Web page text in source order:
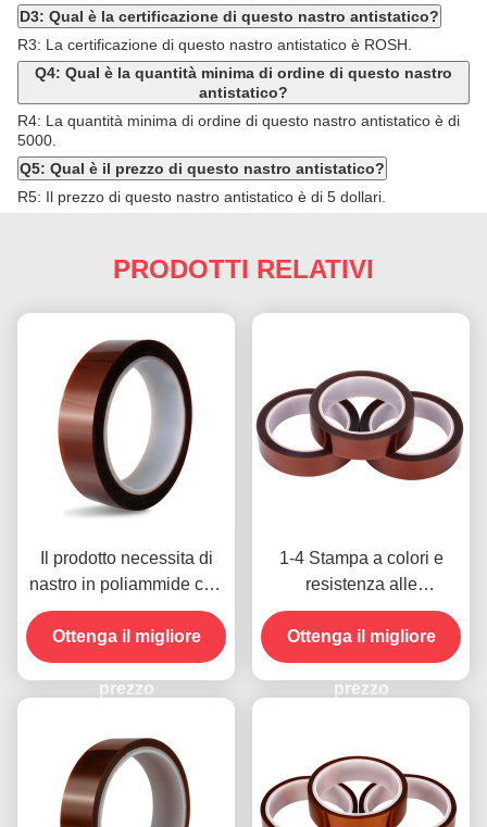
D3: Qual è la certificazione di questo nastro antistatico?
R3: La certificazione di questo nastro antistatico è ROSH.
Q4: Qual è la quantità minima di ordine di questo nastro
antistatico?
R4: La quantità minima di ordine di questo nastro antistatico è di
5000.
Q5: Qual è il prezzo di questo nastro antistatico?
R5: Il prezzo di questo nastro antistatico è di 5 dollari.
PRODOTTI RELATIVI
Il prodotto necessita di
nastro in poliammide con
resistenza alla tensione
di 1000V
Ottenga il migliore
prezzo
1-4 Stampa a colori e
resistenza alle
temperature -10C-80C
Metodo di pagamento con
carta di credito per
modelli precedenti
Ottenga il migliore
prezzo